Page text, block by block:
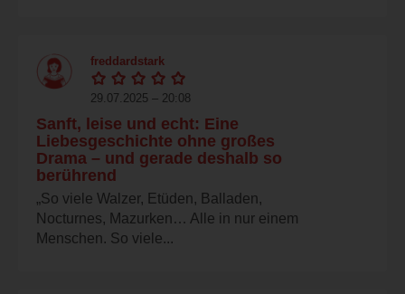
freddardstark
29.07.2025 – 20:08
Sanft, leise und echt: Eine
Liebesgeschichte ohne großes
Drama – und gerade deshalb so
berührend
„So viele Walzer, Etüden, Balladen,
Nocturnes, Mazurken… Alle in nur einem
Menschen. So viele...